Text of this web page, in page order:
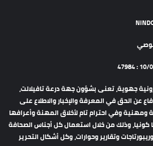
الكترونية جهوية، تعنى بشؤون جهة درعة تافيلالت،
عن الحق في المعرفة والإخبار والاطلاع على
وفي احترام تام لأخلاق المهنة وأعرافها
وذلك من خلال استعمال كل أجناس الصحافة
وتقارير وحوارات، وكل أشكال التحرير